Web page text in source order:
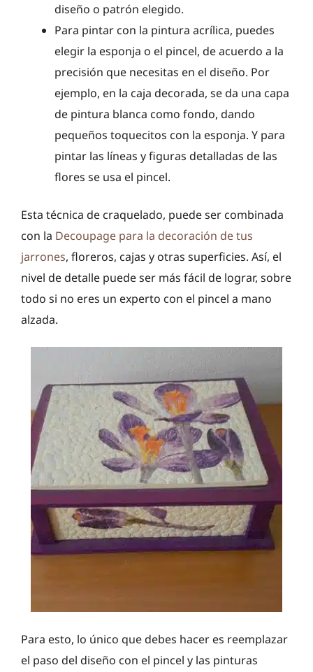
diseño o patrón elegido.
Para pintar con la pintura acrílica, puedes
elegir la esponja o el pincel, de acuerdo a la
precisión que necesitas en el diseño. Por
ejemplo, en la caja decorada, se da una capa
de pintura blanca como fondo, dando
pequeños toquecitos con la esponja. Y para
pintar las líneas y figuras detalladas de las
flores se usa el pincel.
Esta técnica de craquelado, puede ser combinada
con la Decoupage para la decoración de tus
jarrones, floreros, cajas y otras superficies. Así, el
nivel de detalle puede ser más fácil de lograr, sobre
todo si no eres un experto con el pincel a mano
alzada.
Para esto, lo único que debes hacer es reemplazar
el paso del diseño con el pincel y las pinturas